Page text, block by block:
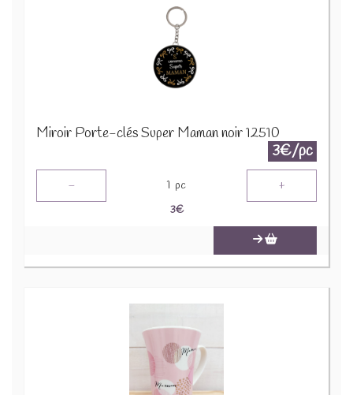
Miroir Porte-clés Super Maman noir 12510
3€/pc
- 1 pc +
3€